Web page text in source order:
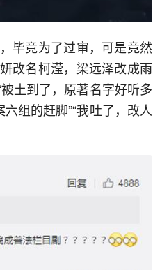
毕竟为了过审，可是竟然
改名柯滢，梁远泽改成雨
土到了，原著名字好听多
组的赶脚”“我吐了，改人